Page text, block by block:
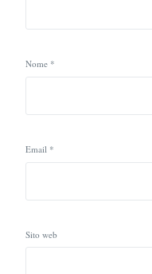
Nome *
Email *
Sito web